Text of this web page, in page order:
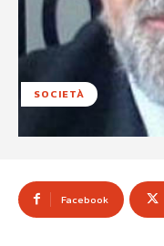
SOCIETÀ
Facebook